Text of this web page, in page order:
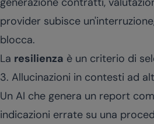
provider subisce
blocca.
La resilienza è un criterio di
3. Allucinazioni in contesti ad
Un AI che genera un report
indicazioni errate su una